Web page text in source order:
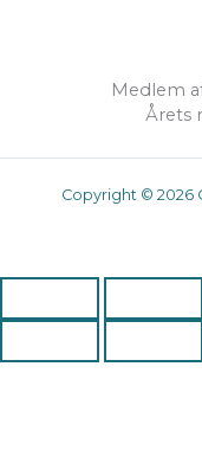
Medlem
Årets
Copyright © 2026